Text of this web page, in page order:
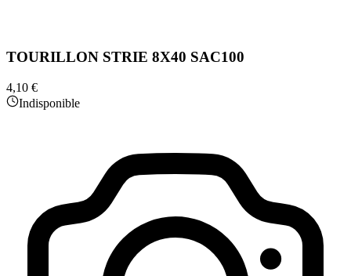
TOURILLON STRIE 8X40 SAC100
4,10 €
Indisponible